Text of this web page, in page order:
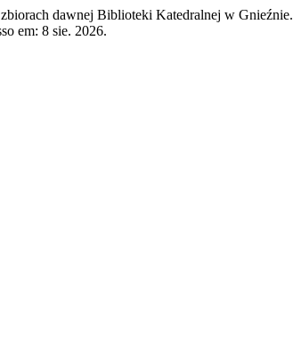
dawnej Biblioteki Katedralnej w Gnieźnie.
em: 8 sie. 2026.